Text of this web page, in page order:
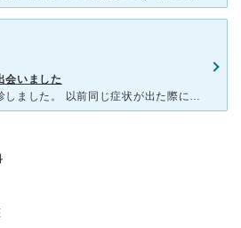
会いました
顔と首が酷く炎症し、受診しました。 以前同じ症状が出た際に別の医院に行ったところ大変嫌な思いをし、 ただでさえ顔の肌荒れで外を歩くのも嫌なくらい落ち込んでいたので、病院がトラウマになっておりま